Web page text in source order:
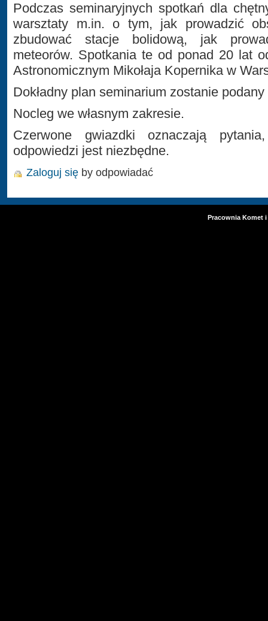
Podczas seminaryjnych spotkań dla
warsztaty m.in. o tym, jak prowadzić
zbudować stacje bolidową, jak
meteorów. Spotkania te od ponad 20 lat
Astronomicznym Mikołaja Kopernika w
Dokładny plan seminarium zostanie
Nocleg we własnym zakresie.
Czerwone gwiazdki oznaczają
odpowiedzi jest niezbędne.
Zaloguj się by odpowiadać
Pracownia Komet